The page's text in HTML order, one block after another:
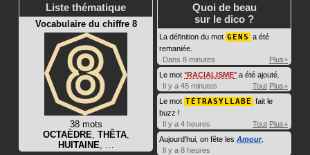
Liste thématique
Vocabulaire du chiffre 8
38 mots
OCTAÈDRE THÊTA,
HUITAINE
Quoi de beau
sur le dico ?
La définition du mot GENS a été
remaniée.
Dans 8 minutes
Plus+
Le mot RACIALISME a été ajouté.
Il y a 45 minutes
Tout Plus+
Le mot TÉTRASYLLABE fait le
buzz !
Il y a 4 heures
Tout Plus+
Aujourd'hui, on fête les Amour.
Il y a 8 heures